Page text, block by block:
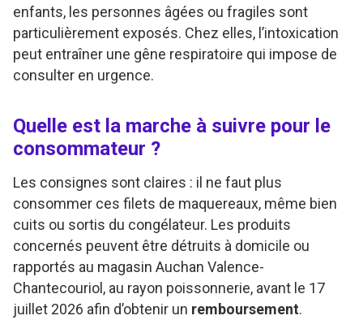
enfants, les personnes âgées ou fragiles sont
particulièrement exposés. Chez elles, l’intoxication
peut entraîner une gêne respiratoire qui impose de
consulter en urgence.
Quelle est la marche à suivre pour le
consommateur ?
Les consignes sont claires : il ne faut plus
consommer ces filets de maquereaux, même bien
cuits ou sortis du congélateur. Les produits
concernés peuvent être détruits à domicile ou
rapportés au magasin Auchan Valence-
Chantecouriol, au rayon poissonnerie, avant le 17
juillet 2026 afin d’obtenir un remboursement.